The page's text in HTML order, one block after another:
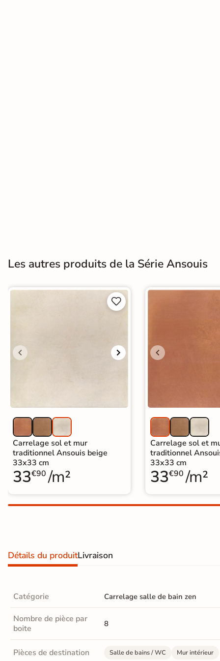
tomette
Parement
DIMENSION
Carrelage très
Carrelage extra fin
Voir tous les
formats
PAR FINITION
Carrelage brillant
SIMULATEUR 3D
avant
Les autres produits de la Série Ansouis


Carrelage sol et mur
traditionnel Ansouis beige
33x33 cm
33€90 /m²
Carrelage sol et
traditionnel
33x33 cm
33€90 /m²
Détails du produitLivraison
Catégorie Carrelage salle de bain zen
Nombre de pièce par
boite
8
Pièces de destination Salle de bains / WC Mur intérieur